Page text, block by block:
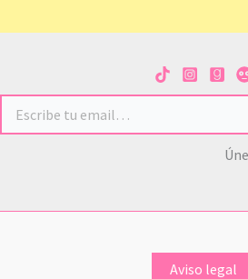
Escribe tu email…
Aviso legal